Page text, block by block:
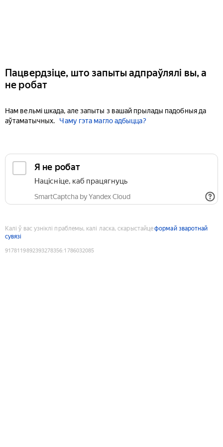
Пацвердзіце, што запыты адпраўлялі вы, а
не робат
Нам вельмі шкада, але запыты з вашай прылады падобныя да
аўтаматычных.
Чаму гэта магло адбыцца?
Я не робат
Націсніце, каб працягнуць
SmartCaptcha by Yandex Cloud
Калі ў вас узніклі праблемы, калі ласка, скарыстайцеформай зваротнай
сувязі
9178119892393278356:1786032085